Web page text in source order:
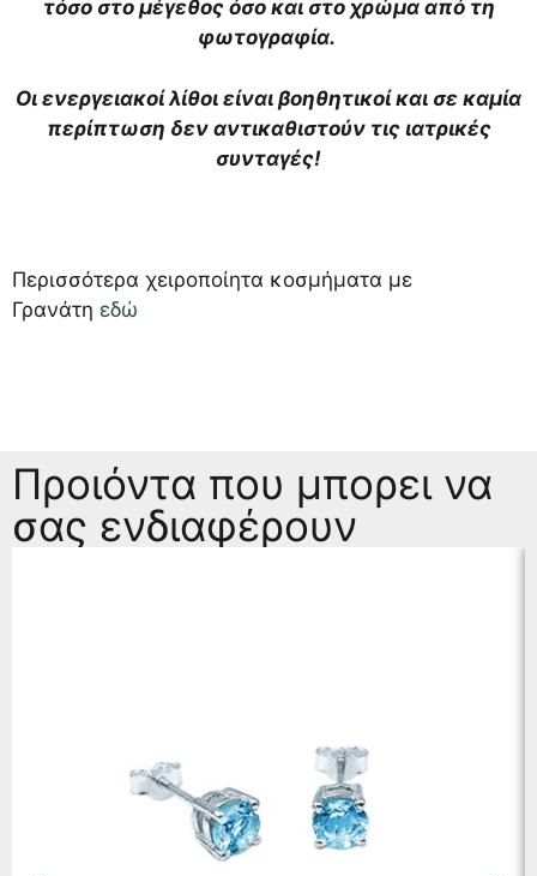
τόσο στο μέγεθος όσο και στο χρώμα από τη
φωτογραφία.
Οι ενεργειακοί λίθοι είναι βοηθητικοί και σε καμία
περίπτωση δεν αντικαθιστούν τις ιατρικές
συνταγές!
Περισσότερα χειροποίητα κοσμήματα με
Γρανάτη εδώ
Προιόντα που μπορει να
σας ενδιαφέρουν